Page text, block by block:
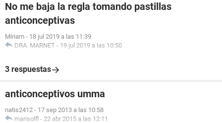
No me baja la regla tomando pastillas
anticonceptivas
Miriam - 18 jul 2019 a las 11:39
DRA. MARNET - 19 jul 2019 a las 10:50
3 respuestas
anticonceptivos umma
natis2412 - 17 sep 2013 a las 10:58
marisolfl - 22 abr 2015 a las 12:11